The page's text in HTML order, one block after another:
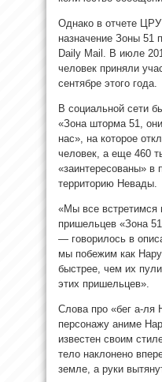
Однако в отчете
назначение Зоны 51
Daily Mail. В июле
человек приняли
сентябре этого года.
В социальной сети
«Зона шторма 51,
нас», на которое
человек, а еще 460
«заинтересованы» в
территорию Невады.
«Мы все встретимся
пришельцев «Зона
— говорилось в
мы побежим как
быстрее, чем их
этих пришельцев».
Слова про «бег а-ля
персонажу аниме
известен своим
тело наклонено
земле, а руки